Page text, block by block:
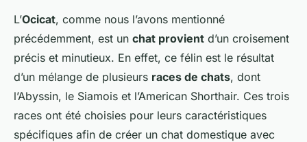
L’Ocicat, comme nous l’avons mentionné
précédemment, est un chat provient d’un croisement
précis et minutieux. En effet, ce félin est le résultat
d’un mélange de plusieurs races de chats, dont
l’Abyssin, le Siamois et l’American Shorthair. Ces trois
races ont été choisies pour leurs caractéristiques
spécifiques afin de créer un chat domestique avec